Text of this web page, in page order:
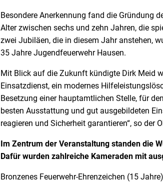
Besondere Anerkennung fand die Gründung
Alter zwischen sechs und zehn Jahren, die
zwei Jubiläen, die in diesem Jahr anstehen,
35 Jahre Jugendfeuerwehr Hausen.
Mit Blick auf die Zukunft kündigte Dirk Meid
Einsatzdienst, ein modernes
Besetzung einer hauptamtlichen Stelle, für
besten Ausstattung und gut ausgebildeten
reagieren und Sicherheit garantieren“, so der
Im Zentrum der Veranstaltung standen die
Dafür wurden zahlreiche Kameraden mit
Bronzenes Feuerwehr-Ehrenzeichen (15